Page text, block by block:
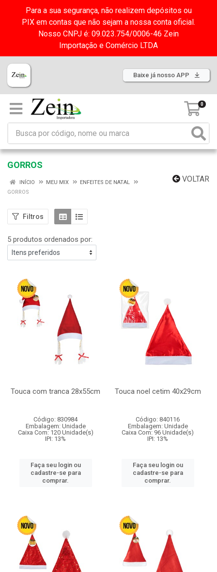
Para a sua segurança, não realizem depósitos ou
PIX em contas que não sejam a nossa conta oficial.
Nosso CNPJ é: 09.023.754/0006-46 Zein
Importação e Comércio LTDA
Baixe já nosso APP
0
GORROS
VOLTAR
INÍCIO MEU MIX
ENFEITES DE NATAL
GORROS
Filtros
5 produtos ordenados por:
Touca com tranca 28x55cm
Código: 830984
Embalagem: Unidade
Caixa Com: 120 Unidade(s)
IPI: 13%
Faça seu login ou
cadastre-se para
comprar.
Touca noel cetim 40x29cm
Código: 840116
Embalagem: Unidade
Caixa Com: 96 Unidade(s)
IPI: 13%
Faça seu login ou
cadastre-se para
comprar.